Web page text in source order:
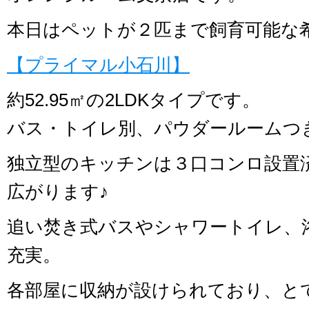
本日はペットが２匹まで飼育可能な
【プライマル小石川】
約52.95㎡の2LDKタイプです。
バス・トイレ別、パウダールームつ
独立型のキッチンは３口コンロ設置
広がります♪
追い焚き式バスやシャワートイレ、
充実。
各部屋に収納が設けられており、と